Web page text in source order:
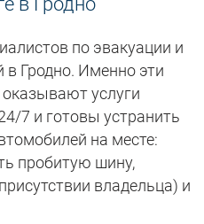
по эвакуации и
Гродно. Именно эти
услуги
7 и готовы устранить
на месте:
пробитую шину,
владельца) и